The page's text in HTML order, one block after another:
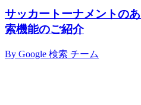
サッカートーナメントの
索機能のご紹介
By Google 検索 チーム